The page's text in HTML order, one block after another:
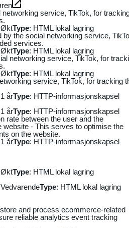
service, TikTok, for
ØktType: HTML lokal lagring
by the social networking service,
services.
ØktType: HTML lokal lagring
networking service, TikTok, for
ØktType: HTML lokal lagring
service, TikTok, for tracking
årType: HTTP-informasjonskapsel
årType: HTTP-informasjonskapsel
rate between the user and the
website - This serves to optimise the
on the website.
årType: HTTP-informasjonskapsel
ØktType: HTML lokal lagring
Type: HTML lokal lagring
and process ecommerce-related
reliable analytics event tracking